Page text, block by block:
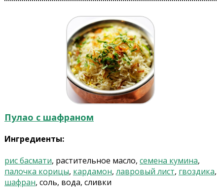
Пулао с шафраном
Ингредиенты:
рис басмати, растительное масло, семена кумина,
палочка корицы, кардамон, лавровый лист, гвоздика,
шафран, соль, вода, сливки